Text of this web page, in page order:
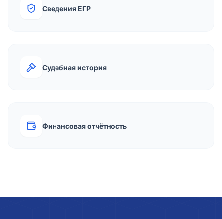
Сведения ЕГР
Судебная история
Финансовая отчётность